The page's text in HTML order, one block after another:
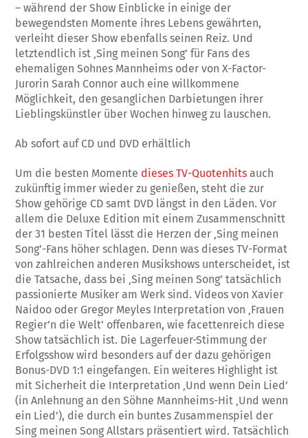
– während der Show Einblicke in einige der
bewegendsten Momente ihres Lebens gewährten,
verleiht dieser Show ebenfalls seinen Reiz. Und
letztendlich ist ‚Sing meinen Song’ für Fans des
ehemaligen Sohnes Mannheims oder von X-Factor-
Jurorin Sarah Connor auch eine willkommene
Möglichkeit, den gesanglichen Darbietungen ihrer
Lieblingskünstler über Wochen hinweg zu lauschen.
Ab sofort auf CD und DVD erhältlich
Um die besten Momente dieses TV-Quotenhits auch
zukünftig immer wieder zu genießen, steht die zur
Show gehörige CD samt DVD längst in den Läden. Vor
allem die Deluxe Edition mit einem Zusammenschnitt
der 31 besten Titel lässt die Herzen der ‚Sing meinen
Song’-Fans höher schlagen. Denn was dieses TV-Format
von zahlreichen anderen Musikshows unterscheidet, ist
die Tatsache, dass bei ‚Sing meinen Song’ tatsächlich
passionierte Musiker am Werk sind. Videos von Xavier
Naidoo oder Gregor Meyles Interpretation von ‚Frauen
Regier’n die Welt’ offenbaren, wie facettenreich diese
Show tatsächlich ist. Die Lagerfeuer-Stimmung der
Erfolgsshow wird besonders auf der dazu gehörigen
Bonus-DVD 1:1 eingefangen. Ein weiteres Highlight ist
mit Sicherheit die Interpretation ‚Und wenn Dein Lied’
(in Anlehnung an den Söhne Mannheims-Hit ‚Und wenn
ein Lied’), die durch ein buntes Zusammenspiel der
Sing meinen Song Allstars präsentiert wird. Tatsächlich